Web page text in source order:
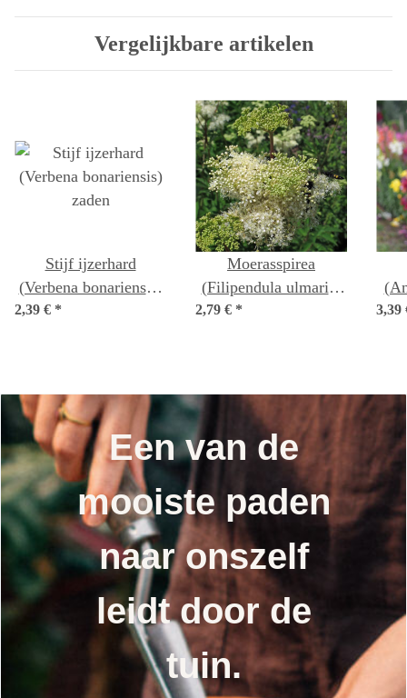
Vergelijkbare artikelen
Stijf ijzerhard
(Verbena bonariensis)
2,39 € *
Moerasspirea
(Filipendula ulmaria)
2,79 € * 3,39
Een van de
mooiste paden
naar onszelf
leidt door de
tuin.